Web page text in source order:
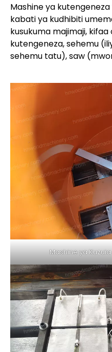
Mashine ya
kabati ya kudhibiti
kusukuma majimaji,
kutengeneza, sehemu
sehemu tatu), saw
Mashine ya